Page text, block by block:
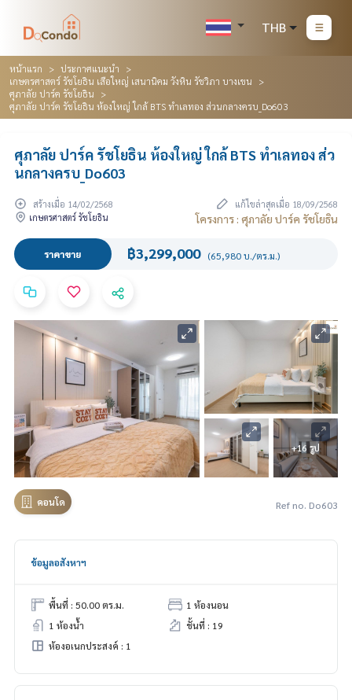
THB
หน้าแรก
ประกาศแนะนำ
เกษตรศาสตร์ รัชโยธิน เสือใหญ่ เสนานิคม วังหิน รัชวิภา บางเขน
ศุภาลัย ปาร์ค รัชโยธิน
ศุภาลัย ปาร์ค รัชโยธิน ห้องใหญ่ ใกล้ BTS ทำเลทอง ส่วนกลางครบ_Do603
ศุภาลัย ปาร์ค รัชโยธิน ห้องใหญ่ ใกล้ BTS ทำเลทอง ส่ว
นกลางครบ_Do603
สร้างเมื่อ 14/02/2568
แก้ไขล่าสุดเมื่อ 18/09/2568
เกษตรศาสตร์ รัชโยธิน
โครงการ : ศุภาลัย ปาร์ค รัชโยธิน
ราคาขาย ฿3,299,000 (65,980 บ./ตร.ม.)
+16 รูป
คอนโด Ref no. Do603
ข้อมูลอสังหาฯ
พื้นที่ : 50.00 ตร.ม.
1 ห้องนอน
1 ห้องน้ำ
ชั้นที่ : 19
ห้องอเนกประสงค์ : 1